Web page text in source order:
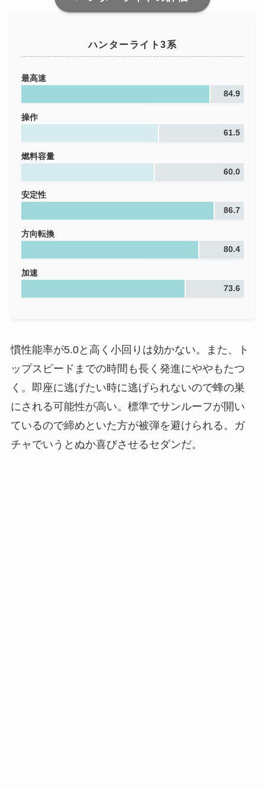
ハンターライト3系
最高速
84.9
操作
61.5
燃料容量
60.0
安定性
86.7
方向転換
80.4
加速
73.6
慣性能率が5.0と高く小回りは効かない。また、ト
ップスピードまでの時間も長く発進にややもたつ
く。即座に逃げたい時に逃げられないので蜂の巣
にされる可能性が高い。標準でサンルーフが開い
ているので締めといた方が被弾を避けられる。ガ
チャでいうとぬか喜びさせるセダンだ。